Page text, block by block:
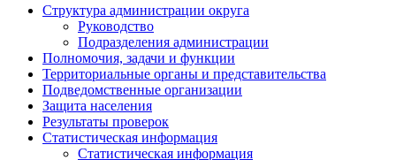
Структура администрации округа
Руководство
Подразделения администрации
Полномочия, задачи и функции
Территориальные органы и представительства
Подведомственные организации
Защита населения
Результаты проверок
Статистическая информация
Статистическая информация